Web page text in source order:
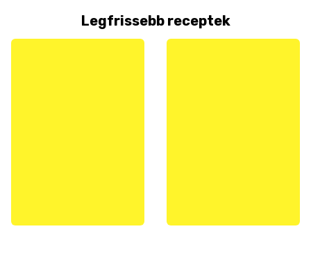
Legfrissebb receptek